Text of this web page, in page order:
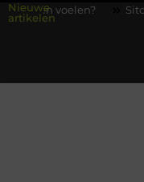
Nieuwe
artikelen
Sitcon: slimme